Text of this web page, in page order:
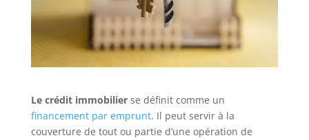
Le crédit immobilierse définit comme un
financement par emprunt. Il peut servir à la
couverture de tout ou partie d’une opération de